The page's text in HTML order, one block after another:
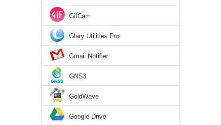
GifCam
Glary Utilities Pro
Gmail Notifier
GNS3
GoldWave
Google Drive